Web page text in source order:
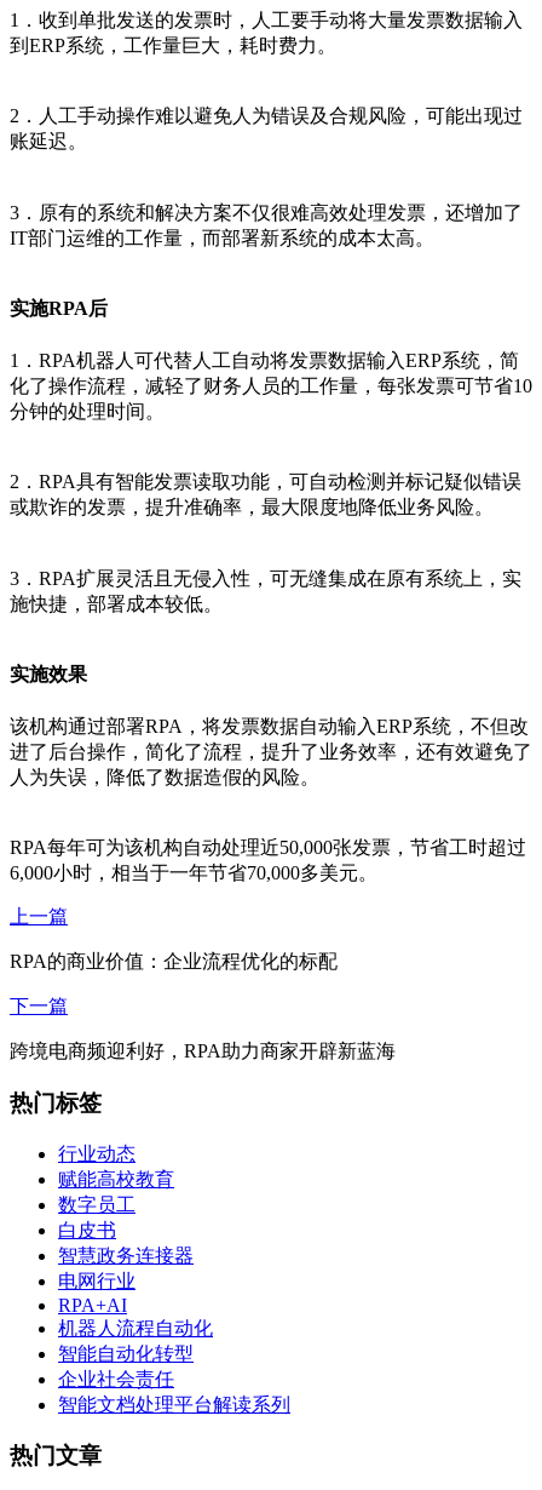
1．收到单批发送的发票时，人工要手动将大量发票数据输入
到ERP系统，工作量巨大，耗时费力。
2．人工手动操作难以避免人为错误及合规风险，可能出现过
账延迟。
3．原有的系统和解决方案不仅很难高效处理发票，还增加了
IT部门运维的工作量，而部署新系统的成本太高。
实施RPA后
1．RPA机器人可代替人工自动将发票数据输入ERP系统，简
化了操作流程，减轻了财务人员的工作量，每张发票可节省10
分钟的处理时间。
2．RPA具有智能发票读取功能，可自动检测并标记疑似错误
或欺诈的发票，提升准确率，最大限度地降低业务风险。
3．RPA扩展灵活且无侵入性，可无缝集成在原有系统上，实
施快捷，部署成本较低。
实施效果
该机构通过部署RPA，将发票数据自动输入ERP系统，不但改
进了后台操作，简化了流程，提升了业务效率，还有效避免了
人为失误，降低了数据造假的风险。
RPA每年可为该机构自动处理近50,000张发票，节省工时超过
6,000小时，相当于一年节省70,000多美元。
上一篇
RPA的商业价值：企业流程优化的标配
下一篇
跨境电商频迎利好，RPA助力商家开辟新蓝海
热门标签
行业动态
赋能高校教育
数字员工
白皮书
智慧政务连接器
电网行业
RPA+AI
机器人流程自动化
智能自动化转型
企业社会责任
智能文档处理平台解读系列
热门文章